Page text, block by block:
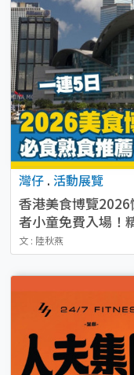
灣仔 . 活動展覽
香港美食博覽
者小童免費入場！
惠
文 : 陸秋燕